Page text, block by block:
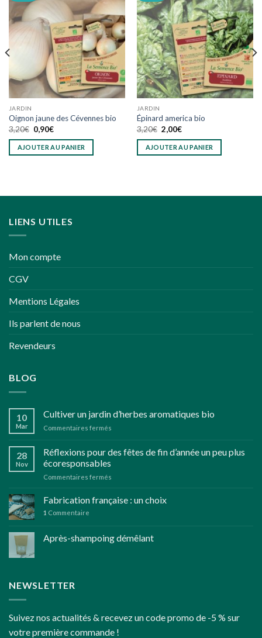
Ajouter
à
wishlist
JARDIN
Oignon jaune des Cévennes bio
3,20€ Le
prix
initial
était :
3,20€.
0,90€Le
actuel
est :
0,90€.
AJOUTER AU PANIER
Ajouter
à
wishlist
JARDIN
Épinard america bio
3,20€ Le
prix
initial
était :
3,20€.
2,00€Le
actuel
est :
2,00€.
AJOUTER AU PANIER
LIENS UTILES
Mon compte
CGV
Mentions Légales
Ils parlent de nous
Revendeurs
BLOG
10
Mar
Cultiver un jardin d’herbes aromatiques bio
Commentaires fermés
jardin
28
Nov
Réflexions pour des fêtes de fin d’année un peu plus
écoresponsables
Commentaires fermés
pour
des
fin
d’année
Fabrication française : un choix
1 Commentaire
Après-shampoing démêlant
NEWSLETTER
Suivez nos actualités & recevez un code promo de -5 % sur
votre première commande !